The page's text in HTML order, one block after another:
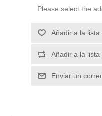
Please select the